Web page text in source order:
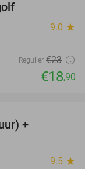
9.0 star
Regulier €23
€18,90
+
9.5 star